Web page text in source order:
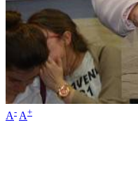
A- A+